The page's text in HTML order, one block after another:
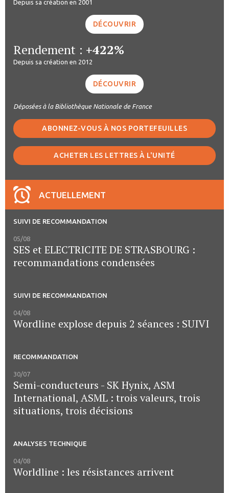
Depuis sa création en 2001
DÉCOUVRIR
Rendement : +422%
Depuis sa création en 2012
DÉCOUVRIR
Déposées à la Bibliothèque Nationale de France
ABONNEZ-VOUS À NOS PORTEFEUILLES
ACHETER LES LETTRES À L'UNITÉ
ACTUELLEMENT
SUIVI DE RECOMMANDATION
05/08
SES et ELECTRICITE DE STRASBOURG :
recommandations condensées
SUIVI DE RECOMMANDATION
04/08
Wordline explose depuis 2 séances : SUIVI
RECOMMANDATION
30/07
Semi-conducteurs - SK Hynix, ASM
International, ASML : trois valeurs, trois
situations, trois décisions
ANALYSES TECHNIQUE
04/08
Worldline : les résistances arrivent